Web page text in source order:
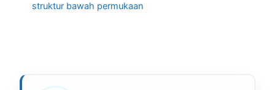
struktur bawah permukaan